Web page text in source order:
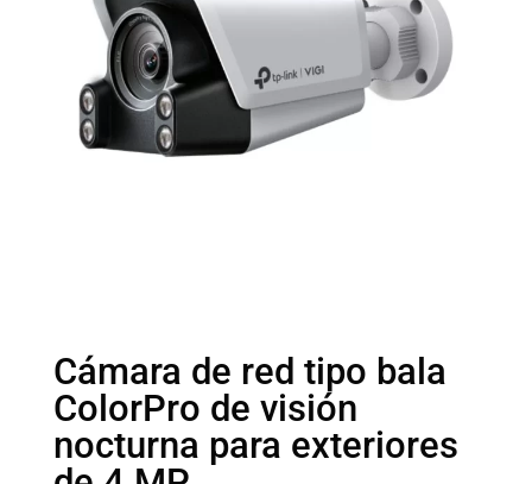
Cámara de red tipo bala
ColorPro de visión
nocturna para exteriores